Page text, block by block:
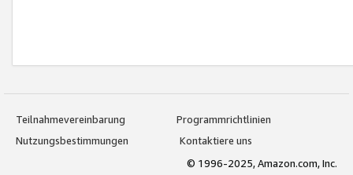
Teilnahmevereinbarung
Programmrichtlinien
Nutzungsbestimmungen
Kontaktiere uns
© 1996-2025, Amazon.com, Inc.